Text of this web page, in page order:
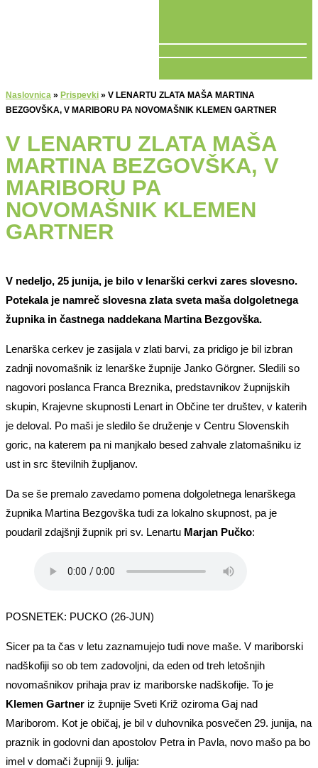
Naslovnica » Prispevki » V LENARTU ZLATA MAŠA MARTINA
BEZGOVŠKA, V MARIBORU PA NOVOMAŠNIK KLEMEN GARTNER
V LENARTU ZLATA MAŠA
MARTINA BEZGOVŠKA, V
MARIBORU PA
NOVOMAŠNIK KLEMEN
GARTNER
V nedeljo, 25 junija, je bilo v lenarški cerkvi zares slovesno.
Potekala je namreč slovesna zlata sveta maša dolgoletnega
župnika in častnega naddekana Martina Bezgovška.
Lenarška cerkev je zasijala v zlati barvi, za pridigo je bil izbran
zadnji novomašnik iz lenarške župnije Janko Görgner. Sledili so
nagovori poslanca Franca Breznika, predstavnikov župnijskih
skupin, Krajevne skupnosti Lenart in Občine ter društev, v katerih
je deloval. Po maši je sledilo še druženje v Centru Slovenskih
goric, na katerem pa ni manjkalo besed zahvale zlatomašniku iz
ust in src številnih župljanov.
Da se še premalo zavedamo pomena dolgoletnega lenarškega
župnika Martina Bezgovška tudi za lokalno skupnost, pa je
poudaril zdajšnji župnik pri sv. Lenartu Marjan Pučko:
POSNETEK: PUCKO (26-JUN)
Sicer pa ta čas v letu zaznamujejo tudi nove maše. V mariborski
nadškofiji so ob tem zadovoljni, da eden od treh letošnjih
novomašnikov prihaja prav iz mariborske nadškofije. To je
Klemen Gartner iz župnije Sveti Križ oziroma Gaj nad
Mariborom. Kot je običaj, je bil v duhovnika posvečen 29. junija, na
praznik in godovni dan apostolov Petra in Pavla, novo mašo pa bo
imel v domači župniji 9. julija: